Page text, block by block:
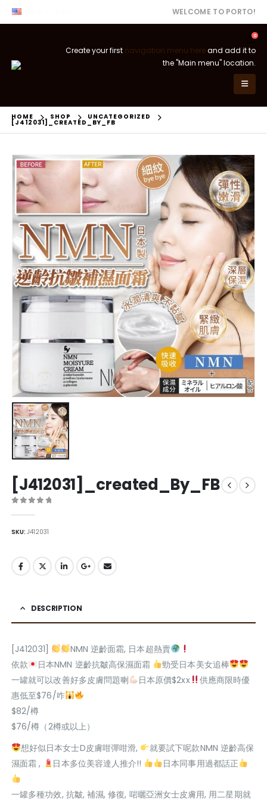
WELCOME TO PORTO!
0
Create your first navigation menu hereand add it to
the "Main menu" location.
HOME SHOP UNCATEGORIZED
[J412031]_CREATED_BY_FB
[J412031]_created_By_FB
SKU:J412031
DESCRIPTION
[J412031]
NMN 逆齡面霜, 日本超熱賣
依款
日本NMN 逆齡抗皺高保濕面霜
勁受日本美女追棒
一罐就可以改善好多皮膚問題喇
日本原價$2xx
供應商限時優
惠低至$76/咋
$82/樽
$76/樽（2樽或以上）
想好似日本女士D皮膚咁彈咁滑,
就要試下呢款NMN 逆齡高保
濕面霜 ,
日本多位美容達人推介!! 日本同事用過都話正
一罐多種功效, 抗皺, 補濕, 修復, 啱曬亞洲女士皮膚用, 用二星期就